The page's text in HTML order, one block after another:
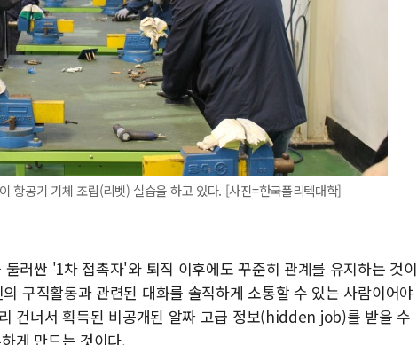
항공기 기체 조립(리벳) 실습을 하고 있다. [사진=한국폴리텍대학]
러싼 '1차 접촉자'와 퇴직 이후에도 꾸준히 관계를 유지하는 것이
구직활동과 관련된 대화를 솔직하게 소통할 수 있는 사람이어야
건너서 획득된 비공개된 알짜 고급 정보(hidden job)를 받을 수
게 만드는 것이다.